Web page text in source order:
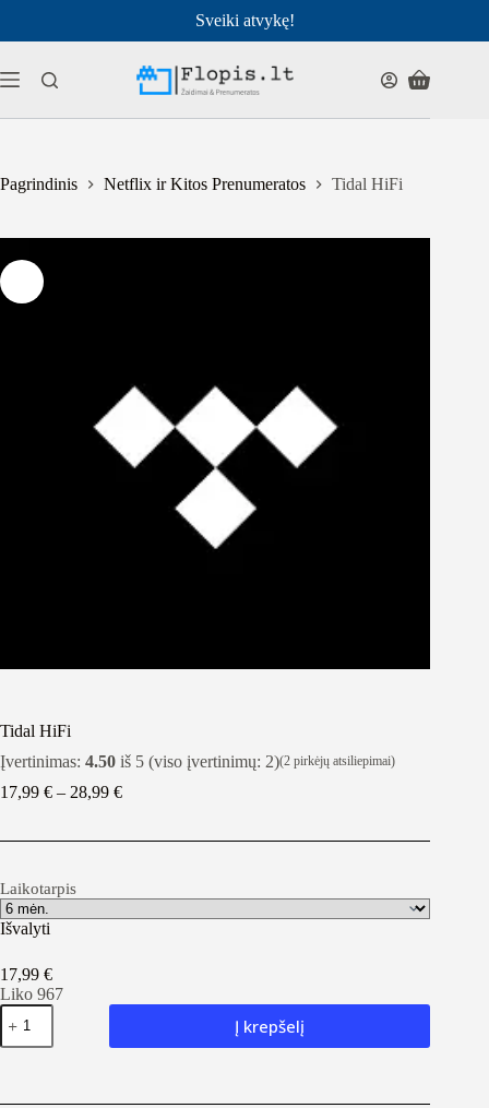
turinio
Sveiki atvykę!
Pirkinių
Pagrindinis Netflix ir Kitos Prenumeratos Tidal HiFi
Tidal HiFi
Įvertinimas: 4.50 iš 5 (viso įvertinimų: 2)(2 pirkėjų atsiliepimai)
17,99 € – 28,99 €Kainų
Laikotarpis
Išvalyti
17,99 €
Liko 967
produkto
kiekis:
Tidal
Į krepšelį